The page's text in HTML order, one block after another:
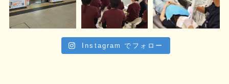
Instagram でフォロー